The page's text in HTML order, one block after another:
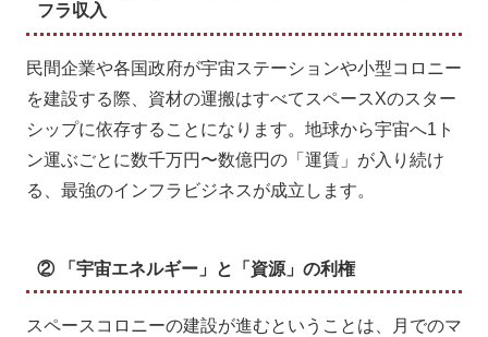
フラ収入
民間企業や各国政府が宇宙ステーションや小型コロニー
を建設する際、資材の運搬はすべてスペースXのスター
シップに依存することになります。地球から宇宙へ1ト
ン運ぶごとに数千万円〜数億円の「運賃」が入り続け
る、最強のインフラビジネスが成立します。
② 「宇宙エネルギー」と「資源」の利権
スペースコロニーの建設が進むということは、月でのマ